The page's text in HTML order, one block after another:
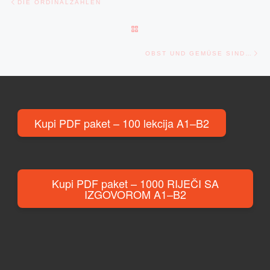
DIE ORDINALZAHLEN
OBST UND GEMÜSE SIND…
Kupi PDF paket – 100 lekcija A1–B2
Kupi PDF paket – 1000 RIJEČI SA
IZGOVOROM A1–B2